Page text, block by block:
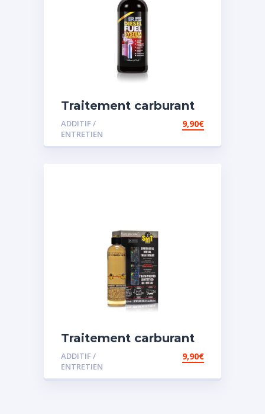
Traitement carburant
spécial diesel
ADDITIF /
ENTRETIEN
9,90€
Traitement carburant
spécial essence
ADDITIF /
ENTRETIEN
9,90€